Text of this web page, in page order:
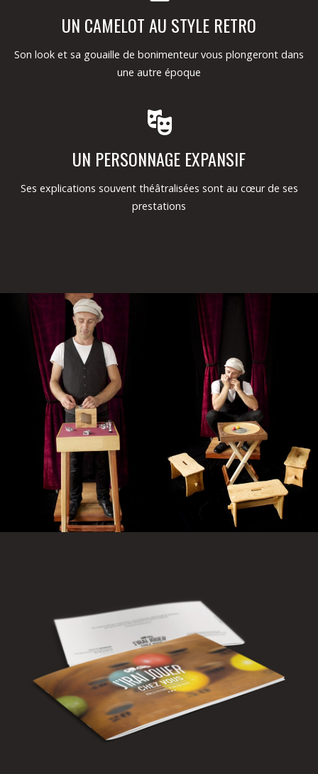
UN CAMELOT AU STYLE RETRO
Son look et sa gouaille de bonimenteur vous plongeront dans
une autre époque
UN PERSONNAGE EXPANSIF
Ses explications souvent théâtralisées sont au cœur de ses
prestations